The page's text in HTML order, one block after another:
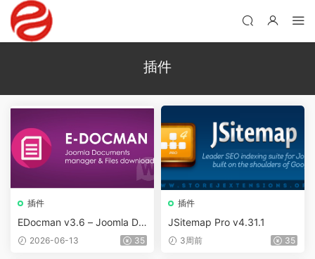
插件
插件
EDocman v3.6 – Joomla Do
wnload Manager – Docume
2026-06-13 35
插件
JSitemap Pro v4.31.1
3周前 35